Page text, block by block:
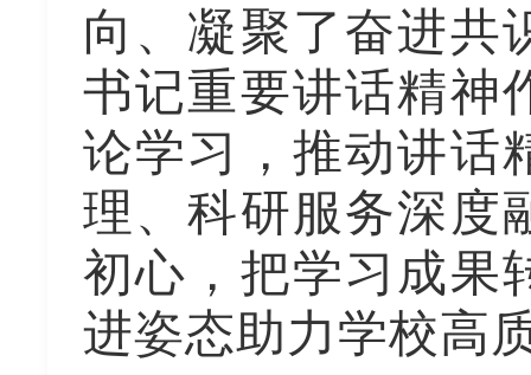
向、凝聚了奋进共
书记重要讲话精神
论学习，推动讲话
理、科研服务深度
初心，把学习成果
进姿态助力学校高